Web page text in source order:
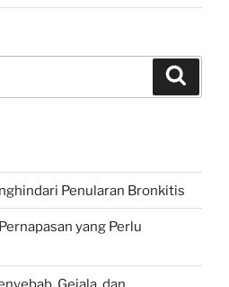
Penularan Bronkitis
yang Perlu